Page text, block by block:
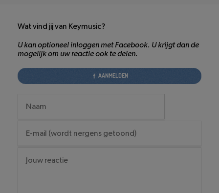
Wat vind jij van Keymusic?
U kan optioneel inloggen met Facebook. U krijgt dan de
mogelijk om uw reactie ook te delen.
AANMELDEN